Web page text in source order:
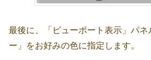
最後に、「ビューポート表示」パネ
ー」をお好みの色に指定します。